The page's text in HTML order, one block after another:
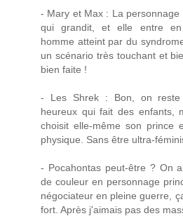
- Mary et Max : La
qui grandit, et elle entre en
homme atteint par du
un scénario très touchant et
bien faite !
- Les Shrek : Bon, on
heureux qui fait des enfants,
choisit elle-même son
physique. Sans être ultra-
- Pocahontas peut-être ? On
de couleur en personnage
négociateur en pleine guerre,
fort. Après j'aimais pas des